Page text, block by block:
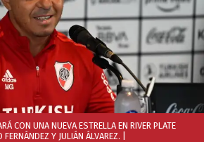
CON UNA NUEVA ESTRELLA EN RIVER PLATE
Y JULIÁN ÁLVAREZ.